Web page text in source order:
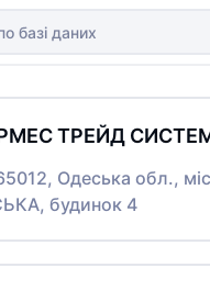
ТРЕЙД
Одеська обл.,
будинок 4